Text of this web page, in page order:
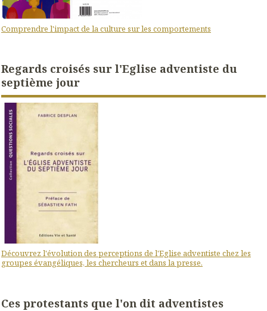
Comprendre l'impact de la culture sur les comportements
Regards croisés sur l'Eglise adventiste du
septième jour
Découvrez l'évolution des perceptions de l'Eglise adventiste chez les
groupes évangéliques, les chercheurs et dans la presse.
Ces protestants que l'on dit adventistes